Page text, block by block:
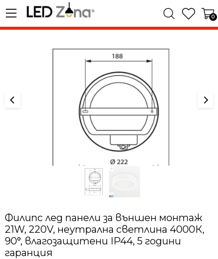
0
Филипс лед панели за външен монтаж
21W, 220V, неутрална светлина 4000К,
90°, влагозащитени IP44, 5 години
гаранция